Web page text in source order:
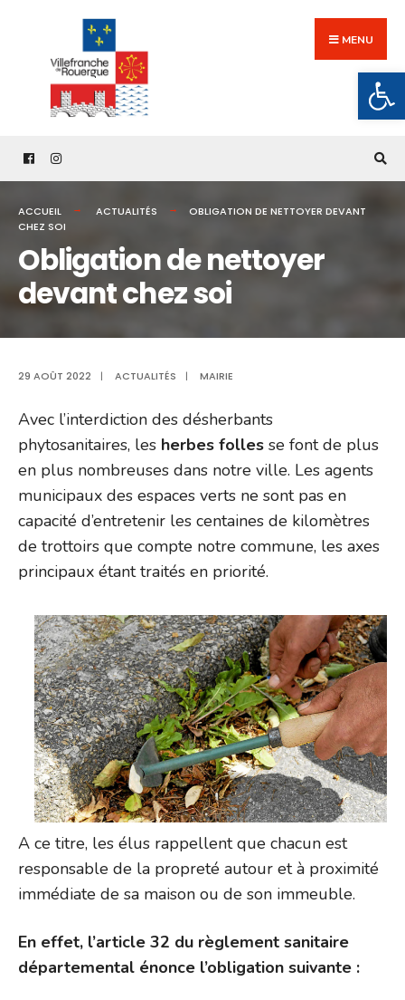
content
MENU
ACCUEIL ACTUALITÉS
OBLIGATION DE NETTOYER DEVANT
CHEZ SOI
Obligation de nettoyer
devant chez soi
29 AOÛT 2022 | ACTUALITÉS | MAIRIE
Avec l’interdiction des désherbants
phytosanitaires, les herbes folles se font de plus
en plus nombreuses dans notre ville. Les agents
municipaux des espaces verts ne sont pas en
capacité d’entretenir les centaines de kilomètres
de trottoirs que compte notre commune, les axes
principaux étant traités en priorité.
A ce titre, les élus rappellent que chacun est
responsable de la propreté autour et à proximité
immédiate de sa maison ou de son immeuble.
En effet, l’article 32 du règlement sanitaire
départemental énonce l’obligation suivante :